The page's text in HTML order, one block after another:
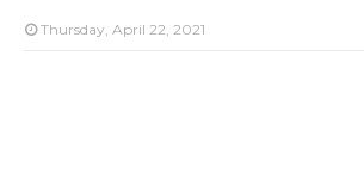
Thursday, April 22, 2021